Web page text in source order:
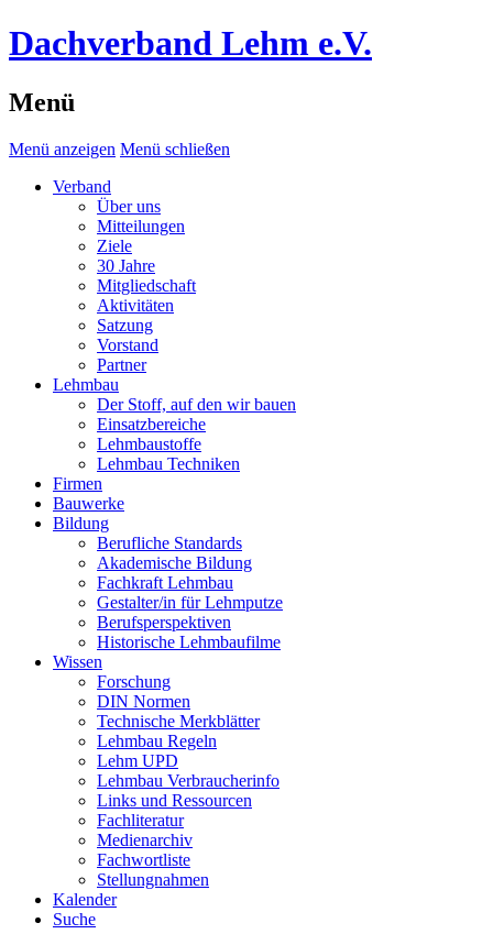
Dachverband Lehm e.V.
Menü
Menü anzeigen Menü schließen
Verband
Über uns
Mitteilungen
Ziele
30 Jahre
Mitgliedschaft
Aktivitäten
Satzung
Vorstand
Partner
Lehmbau
Der Stoff, auf den wir bauen
Einsatzbereiche
Lehmbaustoffe
Lehmbau Techniken
Firmen
Bauwerke
Bildung
Berufliche Standards
Akademische Bildung
Fachkraft Lehmbau
Gestalter/in für Lehmputze
Berufsperspektiven
Historische Lehmbaufilme
Wissen
Forschung
DIN Normen
Technische Merkblätter
Lehmbau Regeln
Lehm UPD
Lehmbau Verbraucherinfo
Links und Ressourcen
Fachliteratur
Medienarchiv
Fachwortliste
Stellungnahmen
Kalender
Suche